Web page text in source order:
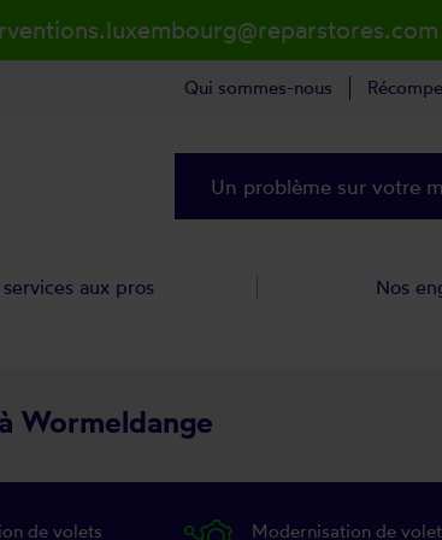
Wormeldange
de volets
Modernisation de
Qui sommes-nous
Un problème sur votre
aux pros Nos